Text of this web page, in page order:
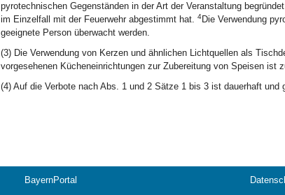
pyrotechnischen Gegenständen in der Art der Veranstaltung
im Einzelfall mit der Feuerwehr abgestimmt hat. 4Die Verwendung
geeignete Person überwacht werden.
(3) Die Verwendung von Kerzen und ähnlichen Lichtquellen als
vorgesehenen Kücheneinrichtungen zur Zubereitung von Speisen ist
(4) Auf die Verbote nach Abs. 1 und 2 Sätze 1 bis 3 ist dauerhaft und
BayernPortal